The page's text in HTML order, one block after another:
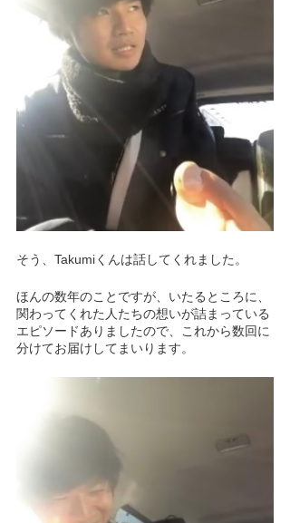
そう、Takumiくんは話してくれました。
ほんの数年のことですが、いたるところに、
関わってくれた人たちの想いが詰まっている
エピソードありましたので、これから数回に
分けてお届けしてまいります。